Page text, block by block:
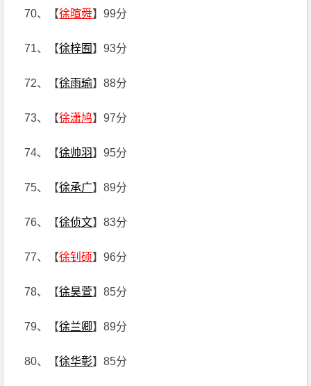
70、【徐暄舜】99分
71、【徐梓囿 】93分
72、【徐雨瑜】88分
73、【徐潇鸠】97分
74、【徐帅羽】95分
75、【徐承广】89分
76、【徐侦文】83分
77、【徐钊硕】96分
78、【徐昊萱】85分
79、【徐兰卿】89分
80、【徐华彰】85分